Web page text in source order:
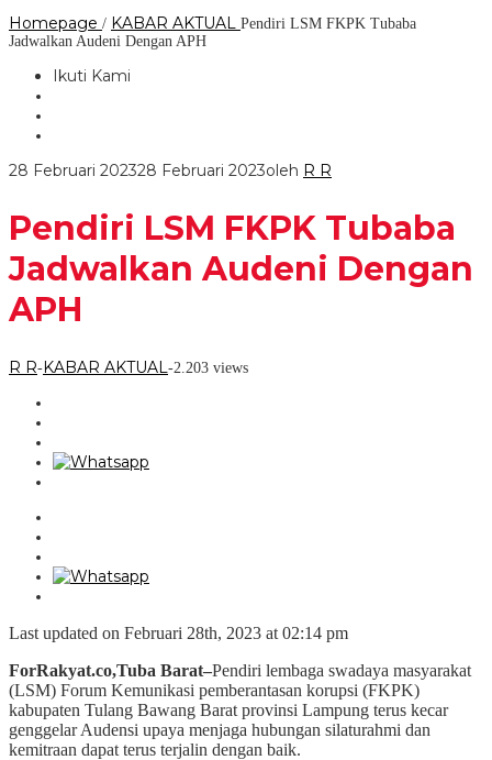
Homepage / KABAR AKTUAL Pendiri LSM FKPK Tubaba
Jadwalkan Audeni Dengan APH
Ikuti Kami
28 Februari 202328 Februari 2023oleh R R
Pendiri LSM FKPK Tubaba
Jadwalkan Audeni Dengan
APH
R R-KABAR AKTUAL-2.203 views
Last updated on Februari 28th, 2023 at 02:14 pm
ForRakyat.co,Tuba Barat–Pendiri lembaga swadaya masyarakat
(LSM) Forum Kemunikasi pemberantasan korupsi (FKPK)
kabupaten Tulang Bawang Barat provinsi Lampung terus kecar
genggelar Audensi upaya menjaga hubungan silaturahmi dan
kemitraan dapat terus terjalin dengan baik.